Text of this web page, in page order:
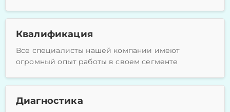
Квалификация
Все специалисты нашей компании имеют
огромный опыт работы в своем сегменте
Диагностика